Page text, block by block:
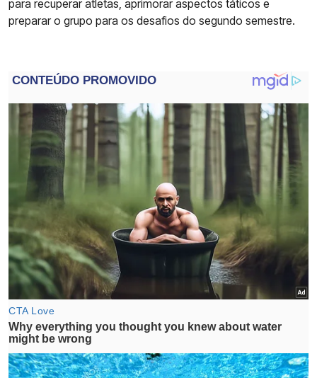
para recuperar atletas, aprimorar aspectos táticos e
preparar o grupo para os desafios do segundo semestre.